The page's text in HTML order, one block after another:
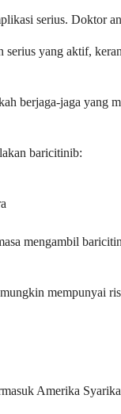
serius. Doktor
yang aktif,
berjaga-jaga
baricitinib:
mengambil
mempunyai
Amerika